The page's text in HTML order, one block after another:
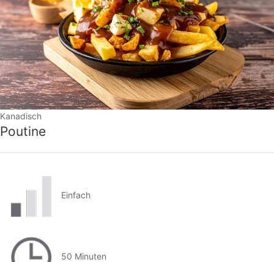
Kanadisch
Poutine
Einfach
50 Minuten